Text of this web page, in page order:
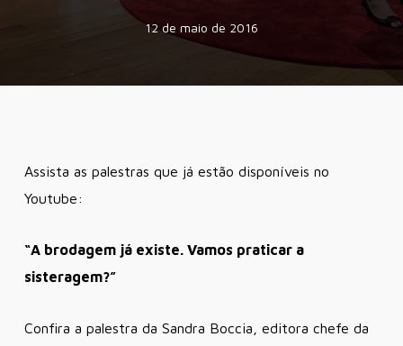
12 de maio de 2016
Assista as palestras que já estão disponíveis no
Youtube:
“A brodagem já existe. Vamos praticar a
sisteragem?”
Confira a palestra da Sandra Boccia, editora chefe da